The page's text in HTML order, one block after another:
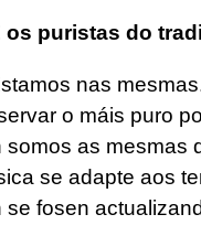
puristas do
nas
o máis puro
somos as mesmas
se adapte aos
se fosen